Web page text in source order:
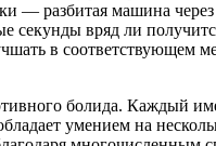
— разбитая машина через
секунды вряд ли
в соответствующем
болида. Каждый
умением на